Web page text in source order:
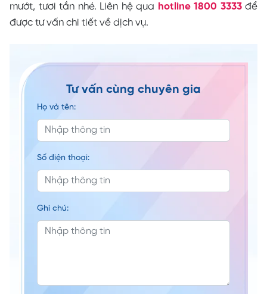
mướt, tươi tắn nhé. Liên hệ qua hotline 1800 3333để
được tư vấn chi tiết về dịch vụ.
Tư vấn cùng chuyên gia
Họ và tên:
Số điện thoại:
Ghi chú: